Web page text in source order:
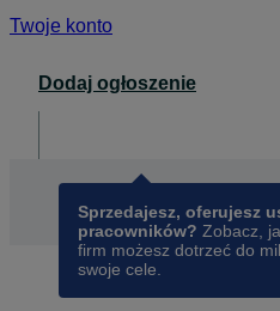
Twoje konto
Dodaj ogłoszenie
Sprzedajesz, oferujesz
pracowników? Zobacz,
firm możesz dotrzeć do
swoje cele.